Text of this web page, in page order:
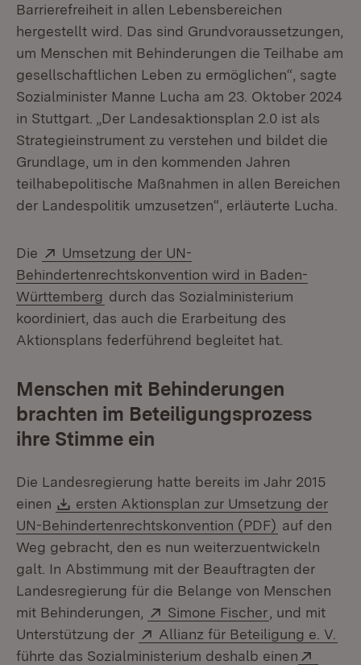
Barrierefreiheit in allen Lebensbereichen
hergestellt wird. Das sind Grundvoraussetzungen,
um Menschen mit Behinderungen die Teilhabe am
gesellschaftlichen Leben zu ermöglichen“, sagte
Sozialminister Manne Lucha am 23. Oktober 2024
in Stuttgart. „Der Landesaktionsplan 2.0 ist als
Strategieinstrument zu verstehen und bildet die
Grundlage, um in den kommenden Jahren
teilhabepolitische Maßnahmen in allen Bereichen
der Landespolitik umzusetzen“, erläuterte Lucha.
Die Extern:
Umsetzung der UN-
Behindertenrechtskonvention wird in Baden-
Württemberg (Öffnet in neuem Fenster)
durch das Sozialministerium
koordiniert, das auch die Erarbeitung des
Aktionsplans federführend begleitet hat.
Menschen mit Behinderungen
brachten im Beteiligungsprozess
ihre Stimme ein
Die Landesregierung hatte bereits im Jahr 2015
einen
Download:
ersten Aktionsplan zur Umsetzung der
UN-Behindertenrechtskonvention (PDF) (Öffnet in
auf den
Weg gebracht, den es nun weiterzuentwickeln
galt. In Abstimmung mit der Beauftragten der
Landesregierung für die Belange von Menschen
mit Behinderungen,
Extern:
Simone Fischer (Öffnet in
, und mit
Unterstützung der
Extern:
Allianz für Beteiligung e. V.
führte das Sozialministerium deshalb einen